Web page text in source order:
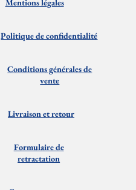
Mentionslégales
Politique de confidentialité
Conditions générales de
vente
Livraison etretour
Formulaire de
retractation